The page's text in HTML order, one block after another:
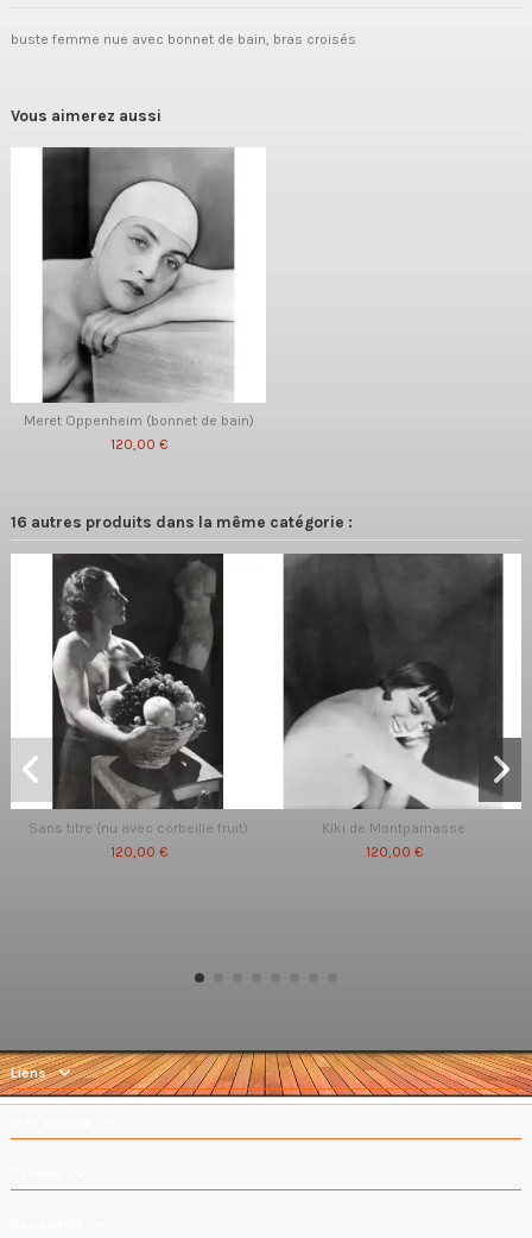
buste femme nue avec bonnet de bain, bras croisés
Vous aimerez aussi
Meret Oppenheim (bonnet de bain)
120,00 €
16 autres produits dans la même catégorie :
Sans titre (nu avec corbeille fruit)
120,00 €
Kiki de Montparnasse
120,00 €
Liens